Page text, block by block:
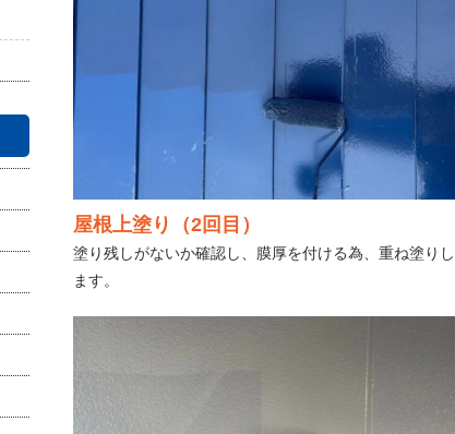
屋根上塗り（2回目）
塗り残しがないか確認し、膜厚を付ける為、重ね塗りし
ます。